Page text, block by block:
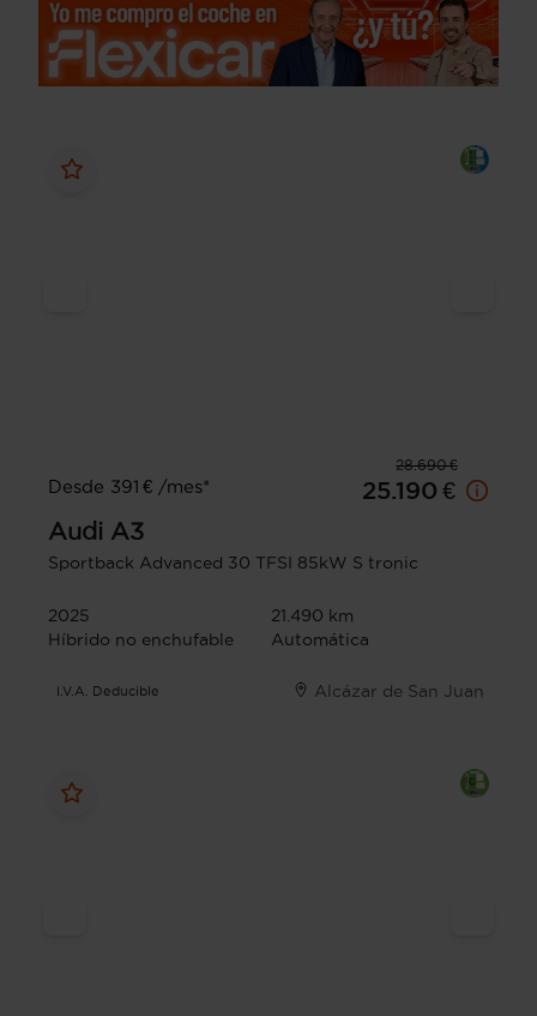
28.690 €
Desde 391 € /mes*
25.190 €
Audi A3
Sportback Advanced 30 TFSI 85kW S tronic
2025
21.490 km
Híbrido no enchufable
Automática
I.V.A. Deducible Alcázar de San Juan